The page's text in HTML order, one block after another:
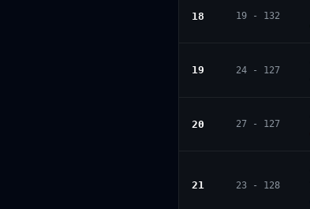
18 19 - 132
19 24 - 127
20 27 - 127
21 23 - 128